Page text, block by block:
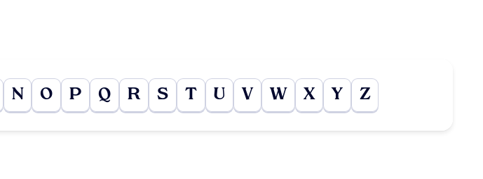
N O P Q R S T U V W X Y Z